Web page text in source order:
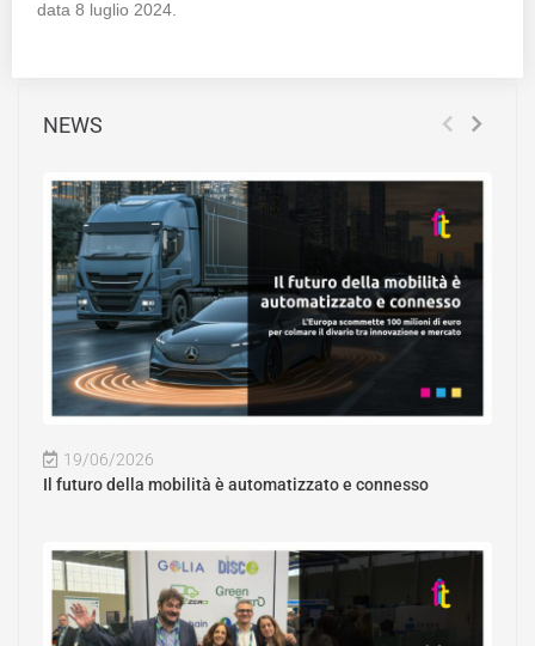
data 8 luglio 2024.
NEWS
19/06/2026
Il futuro della mobilità è automatizzato e connesso